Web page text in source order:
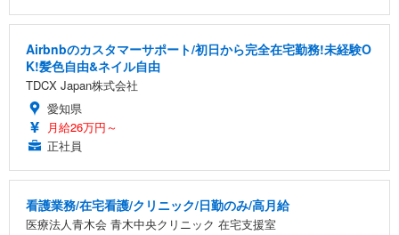
Airbnbのカスタマーサポート/初日から完全在宅勤務!未経験O
K!髪色自由&ネイル自由
TDCX Japan株式会社
愛知県
月給26万円～
正社員
看護業務/在宅看護/クリニック/日勤のみ/高月給
医療法人青木会 青木中央クリニック 在宅支援室